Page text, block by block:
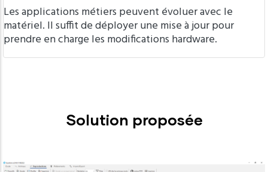
Les applications métiers peuvent évoluer avec le
matériel. Il suffit de déployer une mise à jour pour
prendre en charge les modifications hardware.
Solution proposée